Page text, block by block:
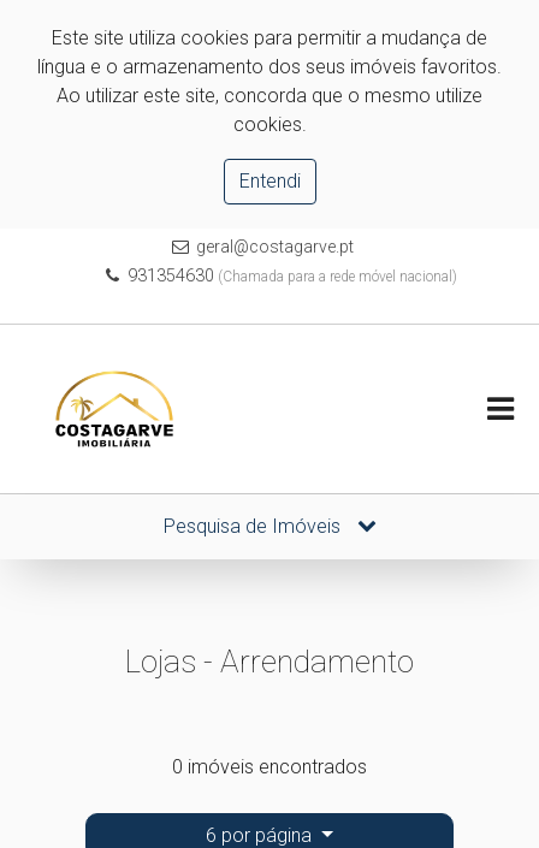
Este site utiliza cookies para permitir a mudança de
língua e o armazenamento dos seus imóveis favoritos.
Ao utilizar este site, concorda que o mesmo utilize
cookies.
Entendi
geral@costagarve.pt
931354630 (Chamada para a rede móvel nacional)
Pesquisa de Imóveis
Lojas - Arrendamento
0 imóveis encontrados
6 por página